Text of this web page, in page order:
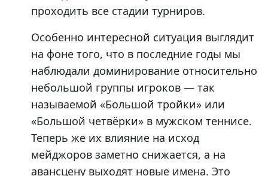
проходить все стадии турниров.
Особенно интересной ситуация выглядит
на фоне того, что в последние годы мы
наблюдали доминирование относительно
небольшой группы игроков — так
называемой «Большой тройки» или
«Большой четвёрки» в мужском теннисе.
Теперь же их влияние на исход
мейджоров заметно снижается, а на
авансцену выходят новые имена. Это